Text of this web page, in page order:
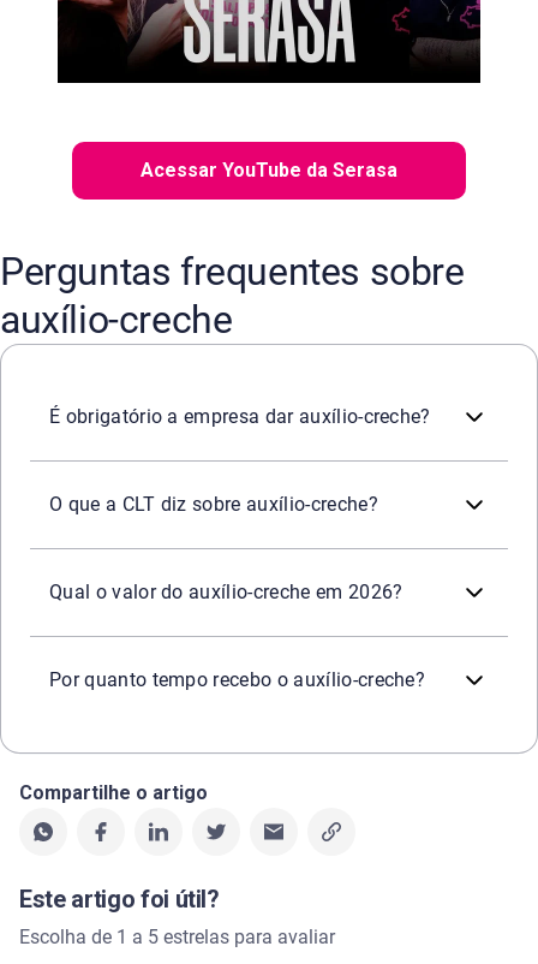
Acessar YouTube da Serasa
Perguntas frequentes sobre
auxílio-creche
É obrigatório a empresa dar auxílio-creche?
O que a CLT diz sobre auxílio-creche?
Qual o valor do auxílio-creche em 2026?
Por quanto tempo recebo o auxílio-creche?
Compartilhe o artigo
Este artigo foi útil?
Escolha de 1 a 5 estrelas para avaliar